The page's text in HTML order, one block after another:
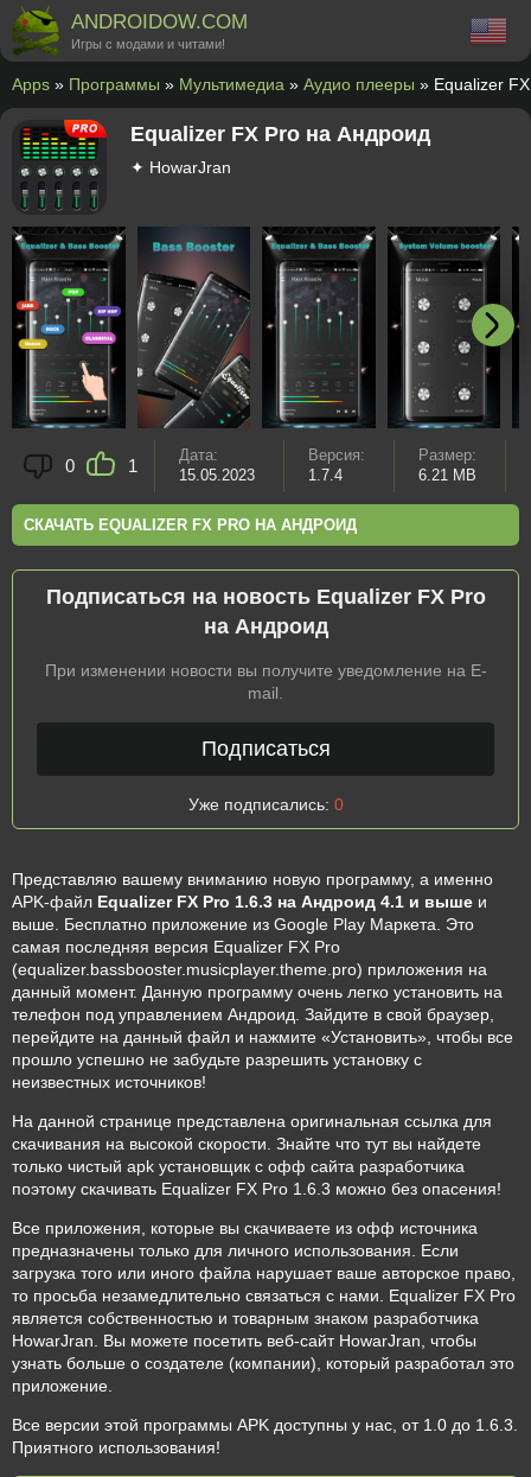
ANDROIDOW.COM
Игры с модами и читами!
Apps » Программы » Мультимедиа » Аудио плееры » Equalizer
Equalizer FX Pro на Андроид
✦ HowarJran
0 1
Дата:
15.05.2023
Версия:
1.7.4
Размер:
6.21 MB
СКАЧАТЬ EQUALIZER FX PRO НА АНДРОИД
Подписаться на новость Equalizer FX Pro
на Андроид
При изменении новости вы получите уведомление на E-
mail.
Подписаться
Уже подписались: 0
Представляю вашему вниманию новую программу, а именно
APK-файл Equalizer FX Pro 1.6.3 на Андроид 4.1 и выше и
выше. Бесплатно приложение из Google Play Маркета. Это
самая последняя версия Equalizer FX Pro
(equalizer.bassbooster.musicplayer.theme.pro) приложения на
данный момент. Данную программу очень легко установить на
телефон под управлением Андроид. Зайдите в свой браузер,
перейдите на данный файл и нажмите «Установить», чтобы все
прошло успешно не забудьте разрешить установку с
неизвестных источников!
На данной странице представлена оригинальная ссылка для
скачивания на высокой скорости. Знайте что тут вы найдете
только чистый apk установщик с офф сайта разработчика
поэтому скачивать Equalizer FX Pro 1.6.3 можно без опасения!
Все приложения, которые вы скачиваете из офф источника
предназначены только для личного использования. Если
загрузка того или иного файла нарушает ваше авторское право,
то просьба незамедлительно связаться с нами. Equalizer FX Pro
является собственностью и товарным знаком разработчика
HowarJran. Вы можете посетить веб-сайт HowarJran, чтобы
узнать больше о создателе (компании), который разработал это
приложение.
Все версии этой программы APK доступны у нас, от 1.0 до 1.6.3.
Приятного использования!